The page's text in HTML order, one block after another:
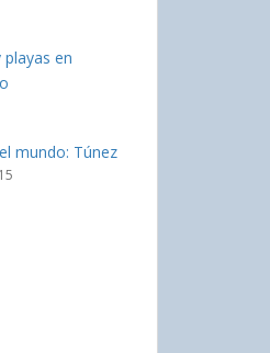
en
mundo: Túnez